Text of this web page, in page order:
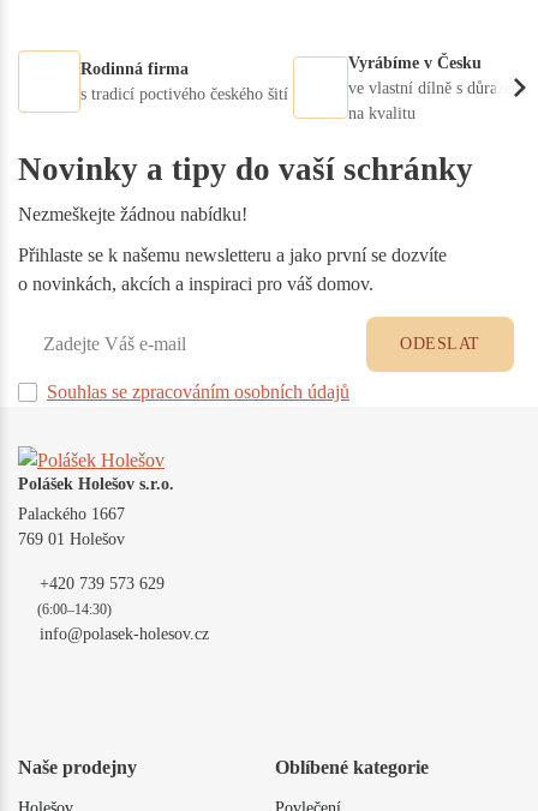
Rodinná firma
s tradicí poctivého českého šití
Vyrábíme v Česku
ve vlastní dílně s důrazem
na kvalitu
Novinky a tipy do vaší schránky
Nezmeškejte žádnou nabídku!
Přihlaste se k našemu newsletteru a jako první se dozvíte
o novinkách, akcích a inspiraci pro váš domov.
Souhlas se zpracováním osobních údajů
ODESLAT
Polášek Holešov s.r.o.
Palackého 1667
769 01 Holešov
+420 739 573 629
(6:00–14:30)
info@polasek-holesov.cz
Naše prodejny Oblíbené kategorie